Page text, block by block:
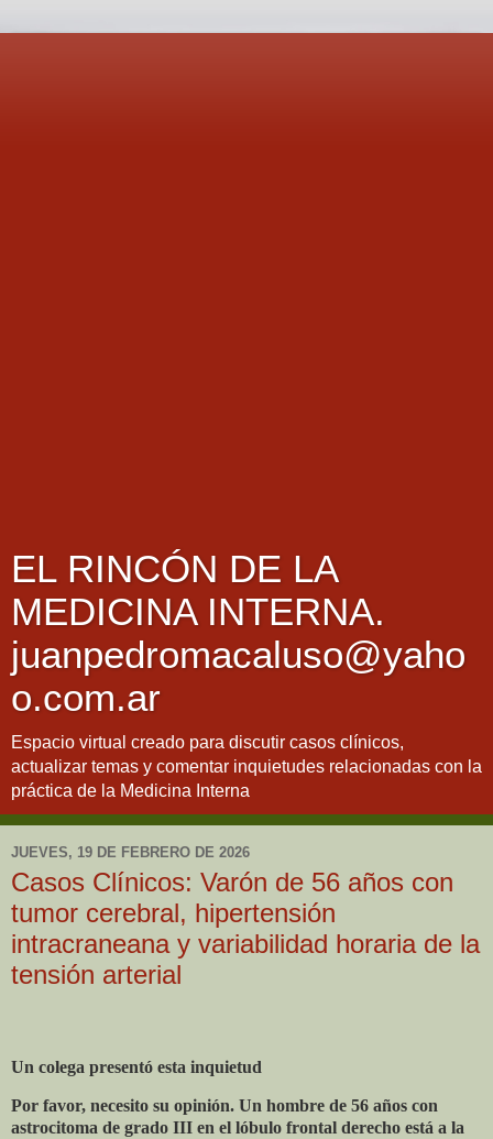
EL RINCÓN DE LA
MEDICINA INTERNA.
juanpedromacaluso@yaho
o.com.ar
Espacio virtual creado para discutir casos clínicos,
actualizar temas y comentar inquietudes relacionadas con la
práctica de la Medicina Interna
JUEVES, 19 DE FEBRERO DE 2026
Casos Clínicos: Varón de 56 años con
tumor cerebral, hipertensión
intracraneana y variabilidad horaria de la
tensión arterial
Un colega presentó esta inquietud
Por favor, necesito su opinión. Un hombre de 56 años con
astrocitoma de grado III en el lóbulo frontal derecho está a la